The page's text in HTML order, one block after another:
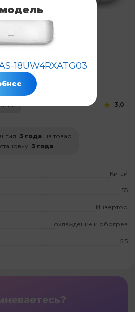
AS-
3,0
3 года на товар
3 года
Китай
55
Инвертор
охлаждение и обогрев
5.5
18UW4RXATG03